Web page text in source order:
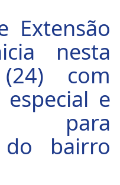
Extensão
nesta
com
e
para
do bairro